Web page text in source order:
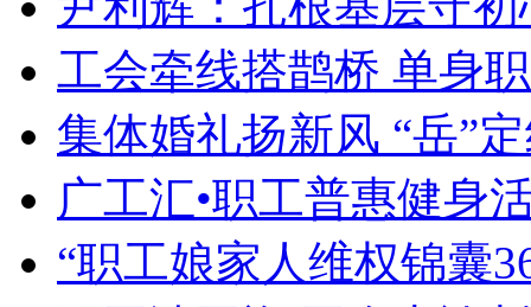
工会牵线搭鹊桥 单身
集体婚礼扬新风 “岳”
广工汇•职工普惠健身
“职工娘家人维权锦囊